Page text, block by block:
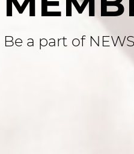
Be a part of